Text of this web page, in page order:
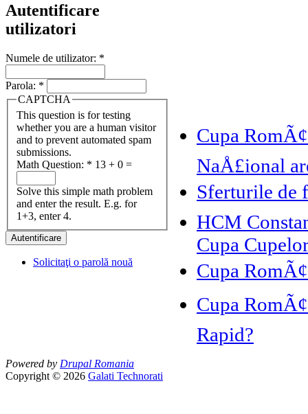
Autentificare
utilizatori
Numele de utilizator: *
Parola: *
CAPTCHA
This question is for testing
whether you are a human visitor
and to prevent automated spam
submissions.
Math Question: * 13 + 0 =
Solve this simple math problem
and enter the result. E.g. for
1+3, enter 4.
Solicitaţi o parolă nouă
Cupa
NaÅ£ional
Sferturile de
HCM
Cupa
Cupa
Cupa
Rapid?
Powered by Drupal Romania
Copyright © 2026 Galati Technorati